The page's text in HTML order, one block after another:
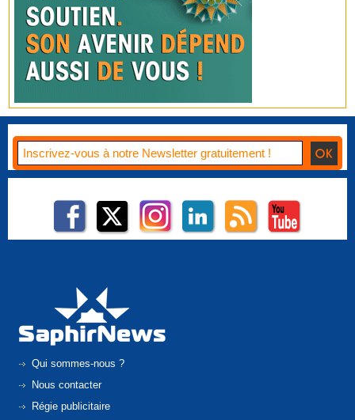
Qui sommes-nous ?
Nous contacter
Régie publicitaire